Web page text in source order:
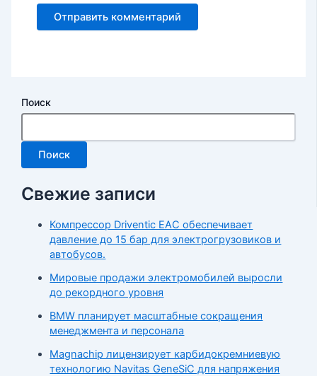
Поиск
Поиск
Свежие записи
Компрессор Driventic EAC обеспечивает
давление до 15 бар для электрогрузовиков и
автобусов.
Мировые продажи электромобилей выросли
до рекордного уровня
BMW планирует масштабные сокращения
менеджмента и персонала
Magnachip лицензирует карбидокремниевую
технологию Navitas GeneSiC для напряжения